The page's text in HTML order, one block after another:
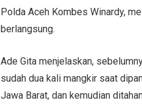
Polda Aceh Kombes Winardy,
berlangsung.
Ade Gita menjelaskan,
sudah dua kali mangkir saat
Jawa Barat, dan kemudian